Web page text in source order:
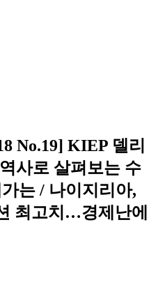
No.19] KIEP 델리
사로 살펴보는 수
는 / 나이지리아,
최고치…경제난에